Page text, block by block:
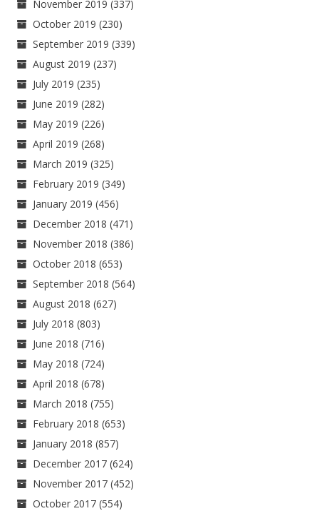
November 2019 (337)
October 2019 (230)
September 2019 (339)
August 2019 (237)
July 2019 (235)
June 2019 (282)
May 2019 (226)
April 2019 (268)
March 2019 (325)
February 2019 (349)
January 2019 (456)
December 2018 (471)
November 2018 (386)
October 2018 (653)
September 2018 (564)
August 2018 (627)
July 2018 (803)
June 2018 (716)
May 2018 (724)
April 2018 (678)
March 2018 (755)
February 2018 (653)
January 2018 (857)
December 2017 (624)
November 2017 (452)
October 2017 (554)